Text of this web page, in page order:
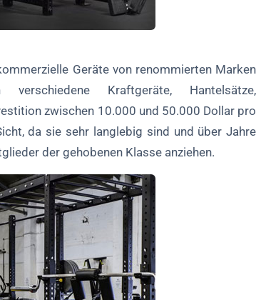
Geräte von renommierten Marken
Kraftgeräte, Hantelsätze,
zwischen 10.000 und 50.000 Dollar pro
da sie sehr langlebig sind und über Jahre
der gehobenen Klasse anziehen.